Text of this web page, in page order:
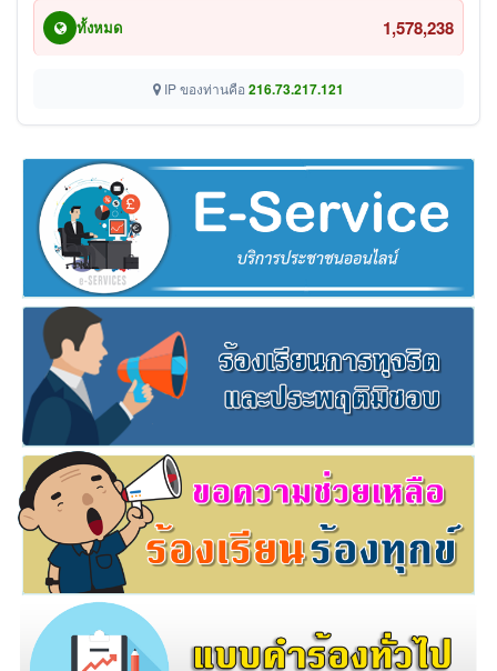
ทั้งหมด 1,578,238
IP ของท่านคือ 216.73.217.121